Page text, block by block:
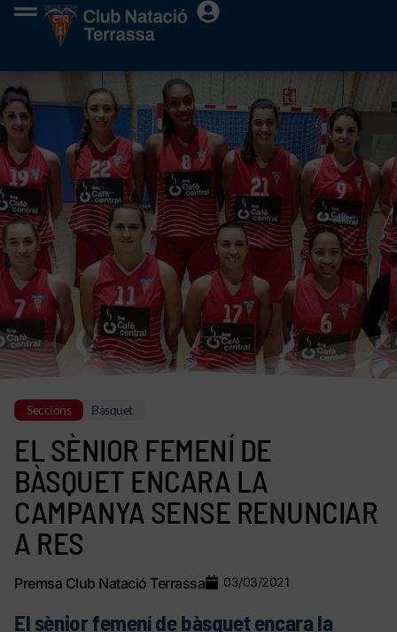
Seccions Bàsquet
EL SÈNIOR FEMENÍ DE
BÀSQUET ENCARA LA
CAMPANYA SENSE RENUNCIAR
A RES
Premsa Club Natació Terrassa 03/03/2021
El sènior femení de bàsquet encara la